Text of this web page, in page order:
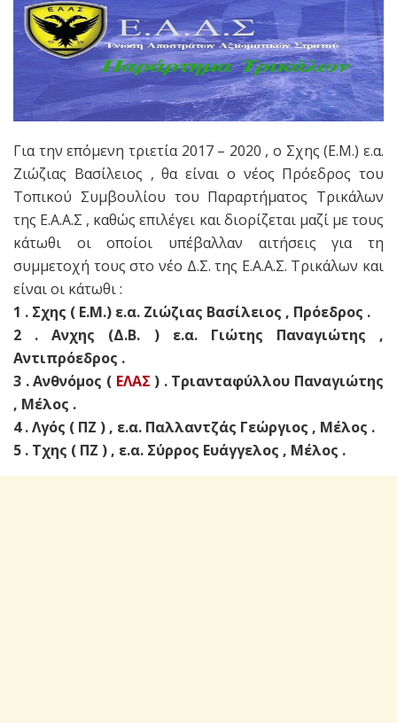
Για την επόμενη τριετία 2017 – 2020 , ο Σχης (Ε.Μ.) ε.α.
Ζιώζιας Βασίλειος , θα είναι ο νέος Πρόεδρος του
Τοπικού Συμβουλίου του Παραρτήματος Τρικάλων
της Ε.Α.Α.Σ , καθώς επιλέγει και διορίζεται μαζί με τους
κάτωθι οι οποίοι υπέβαλλαν αιτήσεις για τη
συμμετοχή τους στο νέο Δ.Σ. της Ε.Α.Α.Σ. Τρικάλων και
είναι οι κάτωθι :
1 . Σχης ( Ε.Μ.) ε.α. Ζιώζιας Βασίλειος , Πρόεδρος .
2 . Ανχης (Δ.Β. ) ε.α. Γιώτης Παναγιώτης ,
Αντιπρόεδρος .
3 . Ανθνόμος ( ΕΛΑΣ ) . Τριανταφύλλου Παναγιώτης
, Μέλος .
4 . Λγός ( ΠΖ ) , ε.α. Παλλαντζάς Γεώργιος , Μέλος .
5 . Τχης ( ΠΖ ) , ε.α. Σύρρος Ευάγγελος , Μέλος .